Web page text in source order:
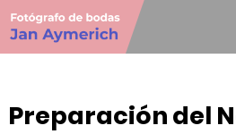
Preparación del